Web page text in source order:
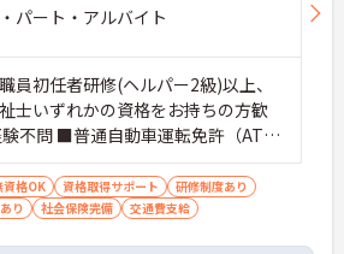
パート・アルバイト
員初任者研修(ヘルパー2級)以上、
士いずれかの資格をお持ちの方歓
不問 ■普通自動車運転免許（AT限
運転が可能な方
資格OK 資格取得サポート
研修制度あり
り
社会保険完備 交通費支給